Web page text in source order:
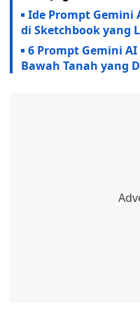
Ide Prompt Gemini
di Sketchbook yang
6 Prompt Gemini
Bawah Tanah yang